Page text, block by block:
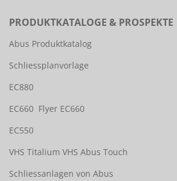
PRODUKTKATALOGE & PROSPEKTE
Abus Produktkatalog
Schliessplanvorlage
EC880
EC660 Flyer EC660
EC550
VHS Titalium VHS Abus Touch
Schliessanlagen von Abus